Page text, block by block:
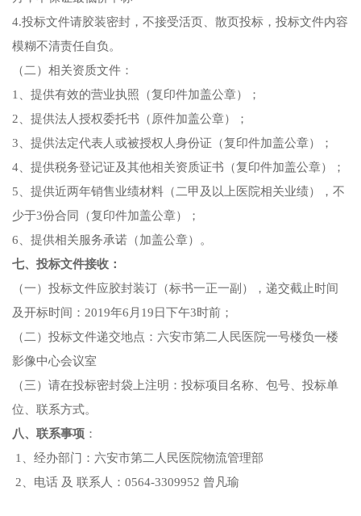
4.投标文件请胶装密封，不接受活页、散页投标，投标文件内容
模糊不清责任自负。
（二）相关资质文件：
1、提供有效的营业执照（复印件加盖公章）；
2、提供法人授权委托书（ 原件加盖公章）；
3、提供法定代表人或被授权人身份证（复印件加盖公章）；
4、提供税务登记证及其他相关资质证书 （复印件加盖公章）；
5 、提供近两年销售业绩材料 （二甲及以上医院相关业绩） ， 不
少于3份合同（复印件加盖公章）；
6、提供相关服务承诺（加盖公章）。
七、 投标文件接收：
（一） 投标文件应胶封装订（标书一正一副），递交截止时间
及开标时间 ： 2019年6 月 19 日 下午3时前；
（二）投标文件递交地点：六安市第二人民医院一号楼负一楼
影像中心会议室
（三）请在投标密封袋上注明：投标项目名称、包号、投标单
位、联系方式。
八、联系事项 ：
1、经办部门：六安市第二人民医院物流管理部
2、电话 及 联系人：0564-3309952 曾凡瑜